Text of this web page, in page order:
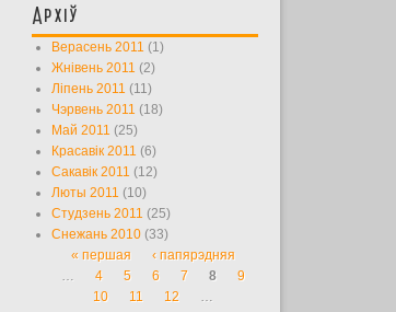
Архіў
Верасень 2011 (1)
Жнівень 2011 (2)
Ліпень 2011 (11)
Чэрвень 2011 (18)
Май 2011 (25)
Красавік 2011 (6)
Сакавік 2011 (12)
Люты 2011 (10)
Студзень 2011 (25)
Снежань 2010 (33)
Старонкі
« першая
‹ папярэдняя
…
4 5 6 7 8
9
10
11 12
…